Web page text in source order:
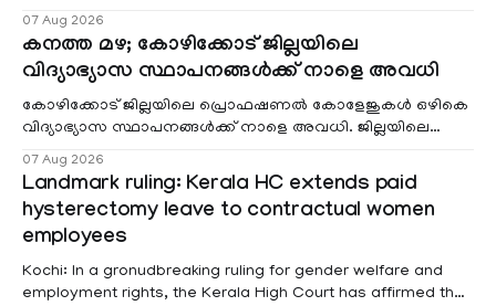
വരുമാനം പരിഗണിക്കാതെ എല്ലാ രോഗികൾക്കും പേ വാർഡു
07 Aug 2026
കനത്ത മഴ; കോഴിക്കോട് ജില്ലയിലെ
വിദ്യാഭ്യാസ സ്ഥാപനങ്ങൾക്ക് നാളെ അവധി
കോഴിക്കോട് ജില്ലയിലെ പ്രൊഫഷണൽ കോളേജുകൾ ഒഴികെ
വിദ്യാഭ്യാസ സ്ഥാപനങ്ങൾക്ക് നാളെ അവധി. ജില്ലയിലെ
മലയോര- തീരദേശ മേഖലകളിലും മറ്റും ശക്തമായ മഴയു
07 Aug 2026
Landmark ruling: Kerala HC extends paid
hysterectomy leave to contractual women
employees
Kochi: In a gronudbreaking ruling for gender welfare and
employment rights, the Kerala High Court has affirmed that